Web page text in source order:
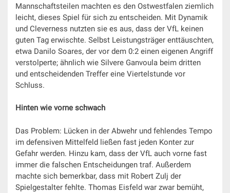
Mannschaftsteilen machten es den Ostwestfalen ziemlich
leicht, dieses Spiel für sich zu entscheiden. Mit Dynamik
und Cleverness nutzten sie es aus, dass der VfL keinen
guten Tag erwischte. Selbst Leistungsträger enttäuschten,
etwa Danilo Soares, der vor dem 0:2 einen eigenen Angriff
verstolperte; ähnlich wie Silvere Ganvoula beim dritten
und entscheidenden Treffer eine Viertelstunde vor
Schluss.
Hinten wie vorne schwach
Das Problem: Lücken in der Abwehr und fehlendes Tempo
im defensiven Mittelfeld ließen fast jeden Konter zur
Gefahr werden. Hinzu kam, dass der VfL auch vorne fast
immer die falschen Entscheidungen traf. Außerdem
machte sich bemerkbar, dass mit Robert Zulj der
Spielgestalter fehlte. Thomas Eisfeld war zwar bemüht,